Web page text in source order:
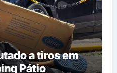
a tiros em
Pátio